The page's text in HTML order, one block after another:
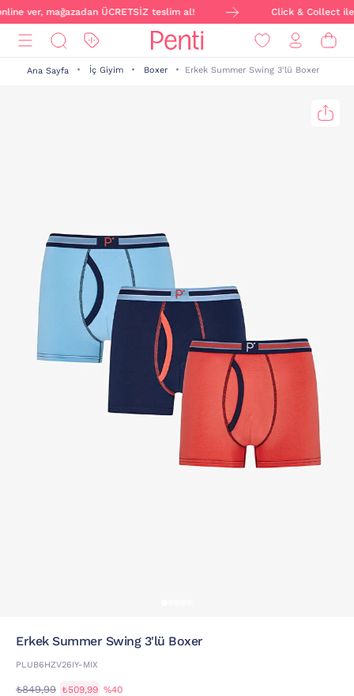
ver, mağazadan ÜCRETSİZ teslim al! Click & Collect ile
Ana Sayfa İç Giyim Boxer Erkek Summer Swing 3'lü Boxer
Erkek Summer Swing 3'lü Boxer
PLUB6HZV26IY-MIX
₺849,99 ₺509,99 %40